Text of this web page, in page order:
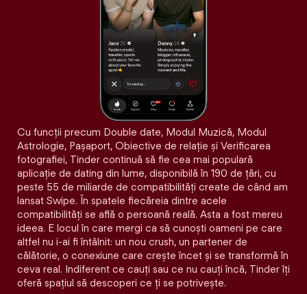
Cu funcții precum Double date, Modul Muzică, Modul
Astrologie, Pașaport, Obiective de relație și Verificarea
fotografiei, Tinder continuă să fie cea mai populară
aplicație de dating din lume, disponibilă în 190 de țări, cu
peste 55 de miliarde de compatibilități create de când am
lansat Swipe. În spatele fiecăreia dintre acele
compatibilităţi se află o persoană reală. Asta a fost mereu
ideea. E locul în care mergi ca să cunoști oameni pe care
altfel nu i-ai fi întâlnit: un nou crush, un partener de
călătorie, o conexiune care crește încet și se transformă în
ceva real. Indiferent ce cauți sau ce nu cauți încă, Tinder îți
oferă spațiul să descoperi ce ți se potrivește.